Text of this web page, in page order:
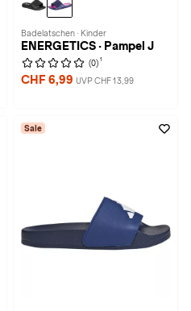
Badelatschen · Kinder
ENERGETICS · Pampel J
(0) 1
CHF 6,99 UVP CHF 13,99
Sale